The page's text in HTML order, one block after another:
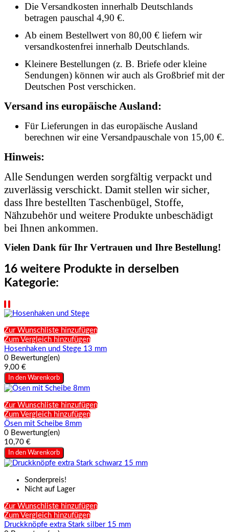
Die Versandkosten innerhalb Deutschlands
betragen pauschal 4,90 €.
Ab einem Bestellwert von 80,00 € liefern wir
versandkostenfrei innerhalb Deutschlands.
Kleinere Bestellungen (z. B. Briefe oder kleine
Sendungen) können wir auch als Großbrief mit der
Deutschen Post verschicken.
Versand ins europäische Ausland:
Für Lieferungen in das europäische Ausland
berechnen wir eine Versandpauschale von 15,00 €.
Hinweis:
Alle Sendungen werden sorgfältig verpackt und
zuverlässig verschickt. Damit stellen wir sicher,
dass Ihre bestellten Taschenbügel, Stoffe,
Nähzubehör und weitere Produkte unbeschädigt
bei Ihnen ankommen.
Vielen Dank für Ihr Vertrauen und Ihre Bestellung!
16 weitere Produkte in derselben
Kategorie:
Zur Wunschliste hinzufügen
Zum Vergleich hinzufügen
Hosenhaken und Stege 13 mm
0 Bewertung(en)
9,00 €
In den Warenkorb
Zur Wunschliste hinzufügen
Zum Vergleich hinzufügen
Ösen mit Scheibe 8mm
0 Bewertung(en)
10,70 €
In den Warenkorb
Sonderpreis!
Nicht auf Lager
Zur Wunschliste hinzufügen
Zum Vergleich hinzufügen
Druckknöpfe extra Stark silber 15 mm